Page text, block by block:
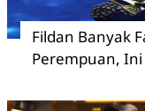
Fildan Banyak
Perempuan,